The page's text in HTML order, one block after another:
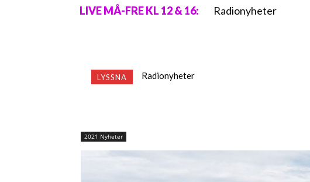
LIVE MÅ-FRE KL 12 & 16: Radionyheter
LYSSNA Radionyheter
2021 Nyheter